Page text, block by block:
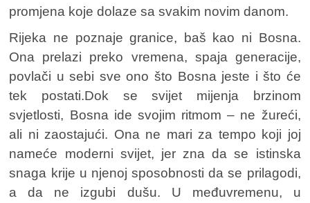
promjena koje dolaze sa svakim novim danom.
Rijeka ne poznaje granice, baš kao ni Bosna.
Ona prelazi preko vremena, spaja generacije,
povlači u sebi sve ono što Bosna jeste i što će
tek postati.Dok se svijet mijenja brzinom
svjetlosti, Bosna ide svojim ritmom – ne žureći,
ali ni zaostajući. Ona ne mari za tempo koji joj
nameće moderni svijet, jer zna da se istinska
snaga krije u njenoj sposobnosti da se prilagodi,
a da ne izgubi dušu. U međuvremenu, u